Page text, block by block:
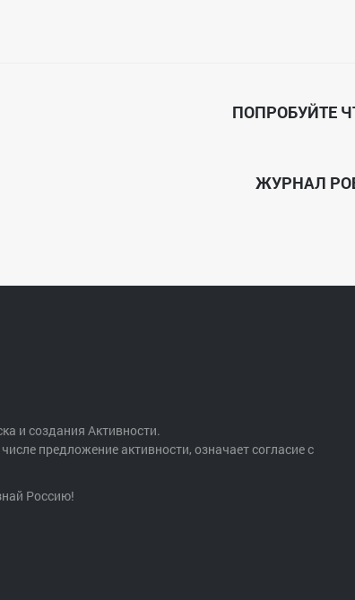
ПОПРОБУЙТЕ
ЖУРНАЛ
и создания Активности.
предложение активности, означает согласие с
Россию!